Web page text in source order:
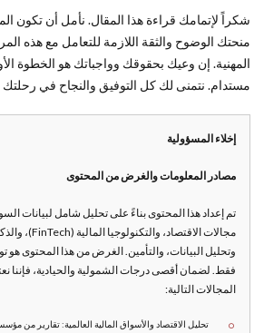
شكراً لإتمامك قراءة هذا المقال. نأمل أن تكون
منحتك الوضوح والثقة اللازمة للتعامل مع هذه
المهنية. إن وعيك بحقوقك وواجباتك هو الخطوة
مستدام. نتمنى لك كل التوفيق والنجاح في رحلتك
إخلاء المسؤولية
مصادر المعلومات والغرض من المحتوى
تم إعداد هذا المحتوى بناءً على تحليل شامل لبيانات
وتحليل البيانات، والتأمين. الغرض من هذا المحتوى هو
فقط. لضمان أقصى درجات الشمولية والحيادية، فإننا
المجالات التالية:
تحليل الاقتصاد والأسواق المالية العالمية: تقارير من